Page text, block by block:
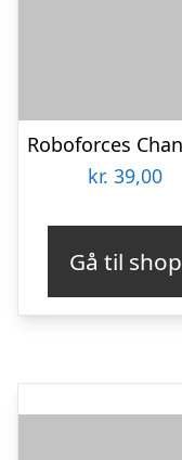
kr. 39,00
Gå til shop